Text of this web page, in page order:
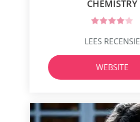
CHEMISTRY
LEES RECENSIE
WEBSITE